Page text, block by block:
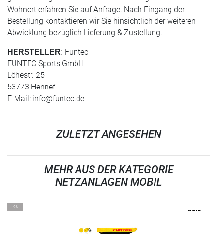
Wohnort erfahren Sie auf Anfrage. Nach Eingang der
Bestellung kontaktieren wir Sie hinsichtlich der weiteren
Abwicklung bezüglich Lieferung & Zustellung.
HERSTELLER: Funtec
FUNTEC Sports GmbH
Löhestr. 25
53773 Hennef
E-Mail: info@funtec.de
ZULETZT ANGESEHEN
MEHR AUS DER KATEGORIE
NETZANLAGEN MOBIL
-9%